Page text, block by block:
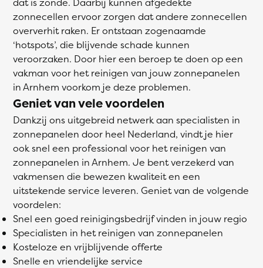
zonnecellen ervoor zorgen dat andere zonnecellen
oververhit raken. Er ontstaan zogenaamde
‘hotspots’, die blijvende schade kunnen
veroorzaken. Door hier een beroep te doen op een
vakman voor het reinigen van jouw zonnepanelen
in Arnhem voorkom je deze problemen.
Geniet van vele voordelen
Dankzij ons uitgebreid netwerk aan specialisten in
zonnepanelen door heel Nederland, vindt je hier
ook snel een professional voor het reinigen van
zonnepanelen in Arnhem. Je bent verzekerd van
vakmensen die bewezen kwaliteit en een
uitstekende service leveren. Geniet van de volgende
voordelen:
Snel een goed reinigingsbedrijf vinden in jouw regio
Specialisten in het reinigen van zonnepanelen
Kosteloze en vrijblijvende offerte
Snelle en vriendelijke service